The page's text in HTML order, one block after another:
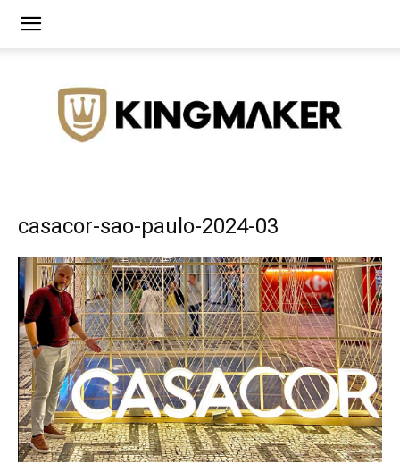
Agência
de
Branding
de
casacor-sao-paulo-2024-03